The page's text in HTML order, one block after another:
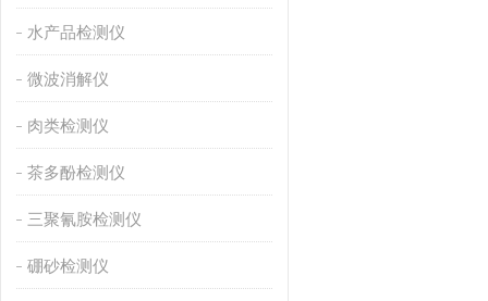
水产品检测仪
微波消解仪
肉类检测仪
茶多酚检测仪
三聚氰胺检测仪
硼砂检测仪